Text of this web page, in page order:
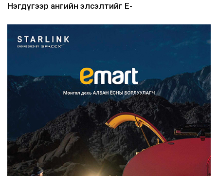
Нэгдүгээр ангийн элсэлтийг E-
Францад иргэд рүү зөвшөөрөлгүй
сурталчилгааны дууд...
2026/08/07